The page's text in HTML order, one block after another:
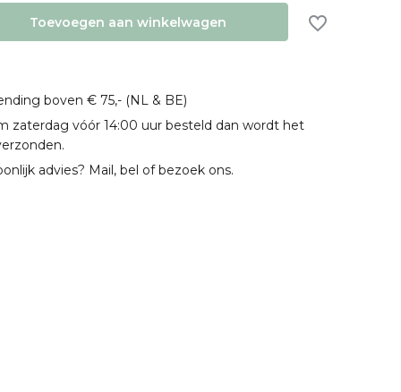
Toevoegen aan winkelwagen
boven € 75,- (NL & BE)
zaterdag vóór 14:00 uur besteld dan wordt het
advies? Mail, bel of bezoek ons.